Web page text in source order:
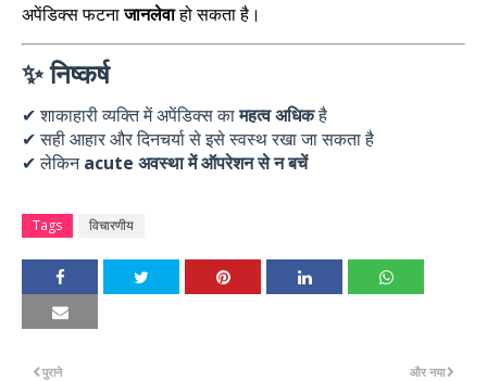
अपेंडिक्स फटनाजानलेवाहो सकता है।
✨ निष्कर्ष
✔ शाकाहारी व्यक्ति में अपेंडिक्स कामहत्व अधिकहै
✔ सही आहार और दिनचर्या से इसे स्वस्थ रखा जा सकता है
✔ लेकिनacute अवस्था में ऑपरेशन से न बचें
Tags विचारणीय
और नया
पुराने